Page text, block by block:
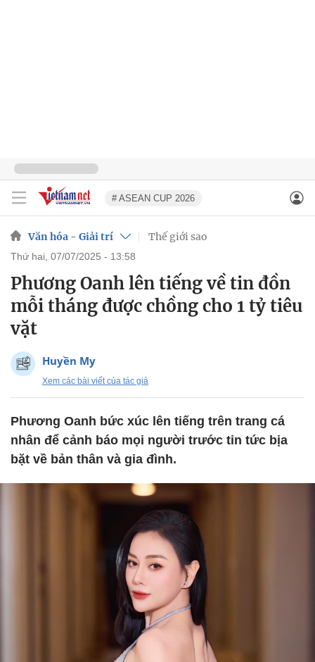
# ASEAN CUP 2026
Văn hóa - Giải trí Thế giới sao
thứ hai, 07/07/2025 - 13:58
Phương Oanh lên tiếng về tin đồn
mỗi tháng được chồng cho 1 tỷ tiêu
vặt
Huyền My
Xem các bài viết của tác giả
Phương Oanh bức xúc lên tiếng trên trang cá
nhân để cảnh báo mọi người trước tin tức bịa
bặt về bản thân và gia đình.